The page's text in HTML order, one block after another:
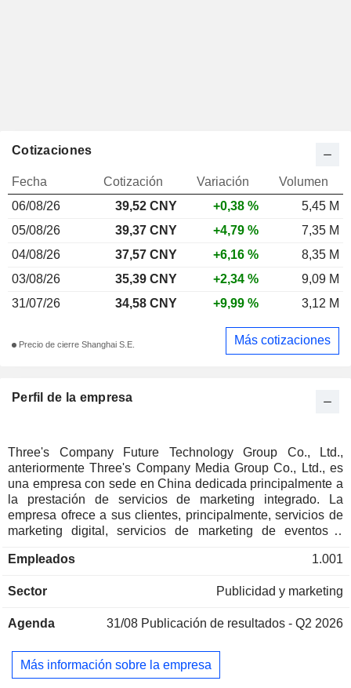
Perfil de la empresa
Three's Company Future Technology Group Co., Ltd.,
anteriormente Three's Company Media Group Co., Ltd., es
una empresa con sede en China dedicada principalmente a
la prestación de servicios de marketing integrado. La
empresa ofrece a sus clientes, principalmente, servicios de
marketing digital, servicios de marketing de eventos y
servicios de marketing digital incluyen la planificación
mediáticos y la evaluación de la eficacia del marketing. Los
creativa, la redacción publicitaria, el alquiler de espacios, la
eventos in situ. Los servicios de marketing en medios
universitarios incluyen principalmente la gestión de recursos
Empleados 1.001
Sector Publicidad y marketing
Agenda 31/08 Publicación de resultados - Q2 2026
Más información sobre la empresa
Cotizaciones
Fecha Cotización Variación
Volumen
06/08/26
39,52 CNY +0,38 %
5,45 M
05/08/26
39,37 CNY +4,79 %
7,35 M
04/08/26
37,57 CNY +6,16 %
8,35 M
03/08/26
35,39 CNY +2,34 %
9,09 M
31/07/26
34,58 CNY +9,99 % 3,12 M
Precio de cierre Shanghai S.E. Más cotizaciones